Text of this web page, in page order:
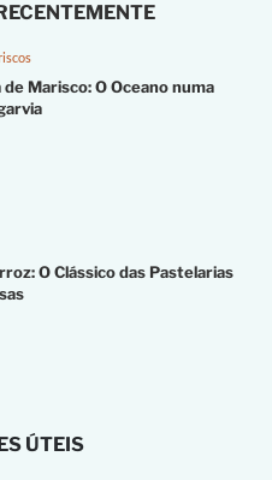
de Marisco: O Oceano numa
O Clássico das Pastelarias
ÚTEIS